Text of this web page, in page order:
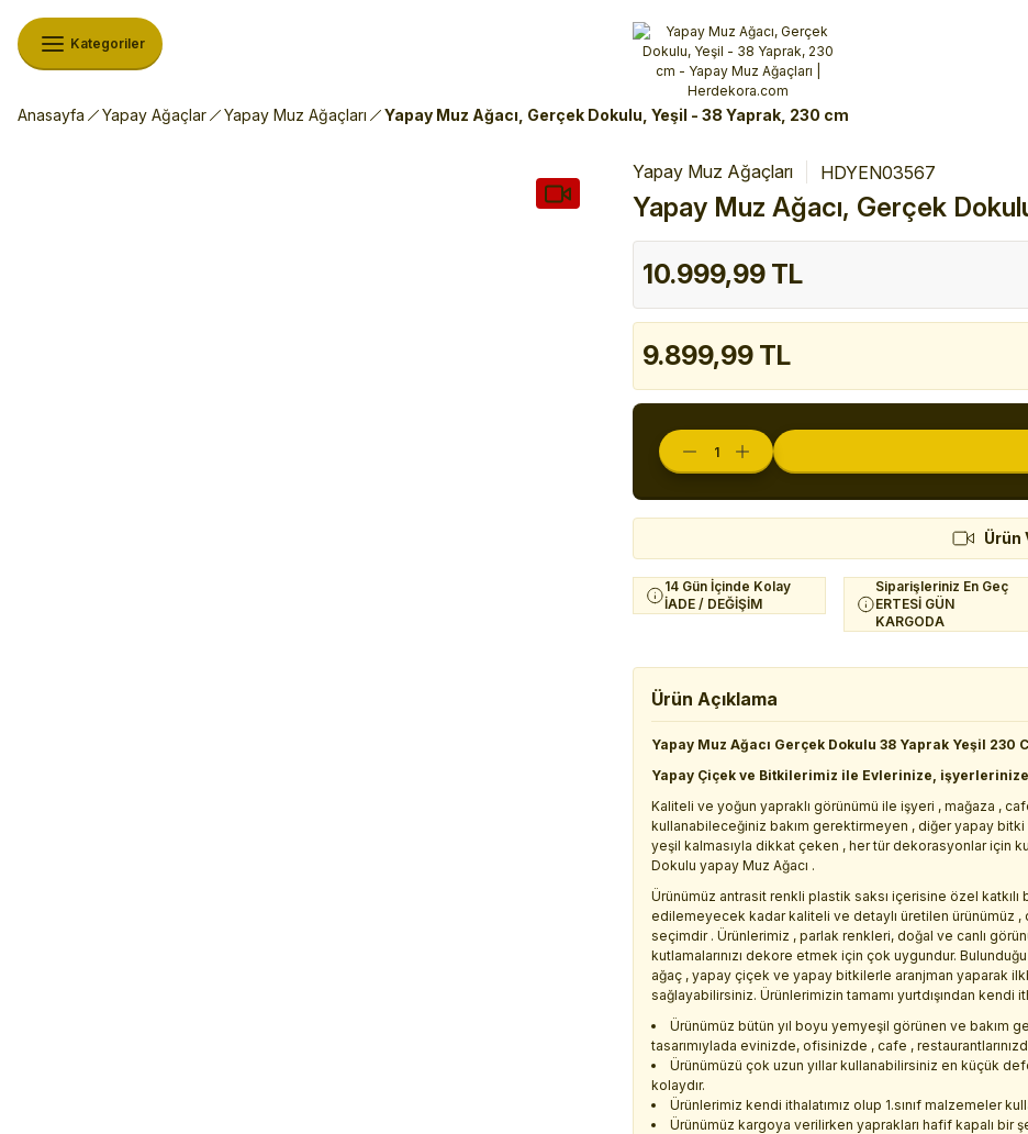
Alışverişlerinizde 3 Taksit Fırsatı! İlk siparişinizi verin!
%10 Havale İndirimi
Şimdi Alışveriş yap!
Kategoriler
Anasayfa Yapay Ağaçlar Yapay Muz Ağaçları Yapay Muz Ağacı, Gerçek Dokulu, Yeşil - 38 Yaprak, 230 cm
Yapay Muz Ağaçları HDYEN03567
Yapay Muz Ağacı, Gerçek
10.999,99 TL
9.899,99 TL
Ürün
14 Gün İçinde Kolay
İADE / DEĞİŞİM
Siparişleriniz En Geç
ERTESİ GÜN
KARGODA
Ürün Açıklama
Yapay Muz Ağacı Gerçek Dokulu 38 Yaprak Yeşil 230
Yapay Çiçek ve Bitkilerimiz ile Evlerinize,
Kaliteli ve yoğun yapraklı görünümü ile işyeri , mağaza ,
kullanabileceğiniz bakım gerektirmeyen , diğer yapay
yeşil kalmasıyla dikkat çeken , her tür dekorasyonlar için
Dokulu yapay Muz Ağacı .
Ürünümüz antrasit renkli plastik saksı içerisine özel
edilemeyecek kadar kaliteli ve detaylı üretilen ürünümüz ,
seçimdir . Ürünlerimiz , parlak renkleri, doğal ve canlı
kutlamalarınızı dekore etmek için çok uygundur.
ağaç , yapay çiçek ve yapay bitkilerle aranjman yaparak
sağlayabilirsiniz. Ürünlerimizin tamamı yurtdışından
Ürünümüz bütün yıl boyu yemyeşil görünen ve bakım
tasarımıylada evinizde, ofisinizde , cafe ,
Ürünümüzü çok uzun yıllar kullanabilirsiniz en küçük
kolaydır.
Ürünlerimiz kendi ithalatımız olup 1.sınıf malzemeler
Ürünümüz kargoya verilirken yaprakları hafif kapalı bir